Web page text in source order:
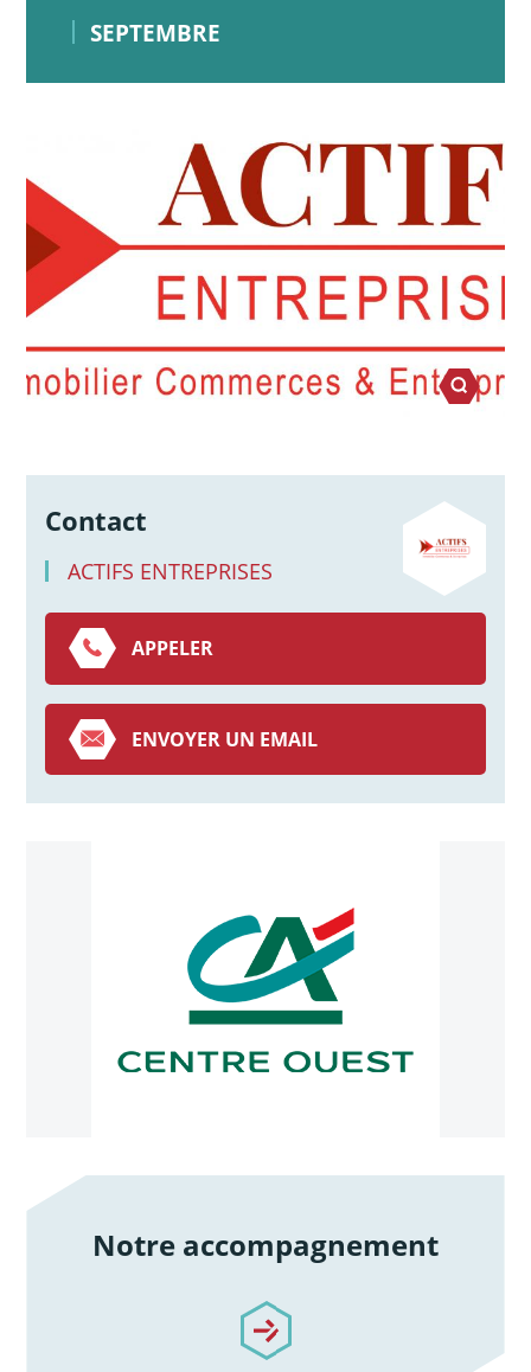
SEPTEMBRE
Contact
ACTIFS ENTREPRISES
APPELER
ENVOYER UN EMAIL
Notre accompagnement
/notre-accompagnement